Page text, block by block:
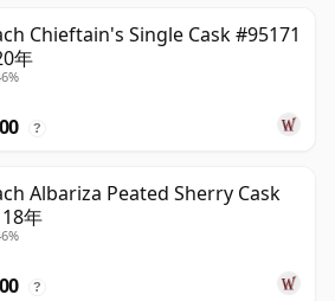
Chieftain's Single Cask #95171
年
?
Albariza Peated Sherry Cask
年
?